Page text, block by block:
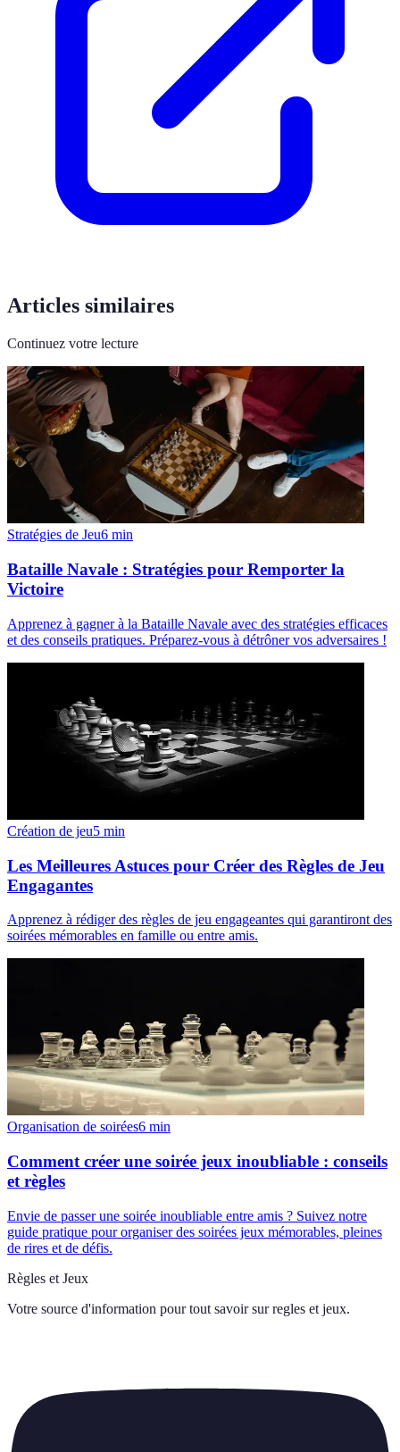
Articles similaires
Continuez votre lecture
Stratégies de Jeu6 min
Bataille Navale : Stratégies pour Remporter la
Victoire
Apprenez à gagner à la Bataille Navale avec des stratégies efficaces
et des conseils pratiques. Préparez-vous à détrôner vos adversaires !
Création de jeu5 min
Les Meilleures Astuces pour Créer des Règles de Jeu
Engagantes
Apprenez à rédiger des règles de jeu engageantes qui garantiront des
soirées mémorables en famille ou entre amis.
Organisation de soirées6 min
Comment créer une soirée jeux inoubliable : conseils
et règles
Envie de passer une soirée inoubliable entre amis ? Suivez notre
guide pratique pour organiser des soirées jeux mémorables, pleines
de rires et de défis.
Règles et Jeux
Votre source d'information pour tout savoir sur regles et jeux.